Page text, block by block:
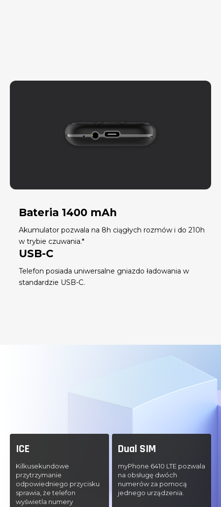
Bateria 1400 mAh
Akumulator pozwala na 8h ciągłych rozmów i do 210h
w trybie czuwania.*
USB-C
Telefon posiada uniwersalne gniazdo ładowania w
standardzie USB-C.
ICE
Kilkusekundowe
przytrzymanie
odpowiedniego przycisku
sprawia, że telefon
wyświetla numery
Dual SIM
myPhone 6410 LTE pozwala
na obsługę dwóch
numerów za pomocą
jednego urządzenia.